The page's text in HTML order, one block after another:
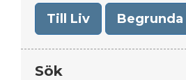
Till Liv Begrunda
Sök